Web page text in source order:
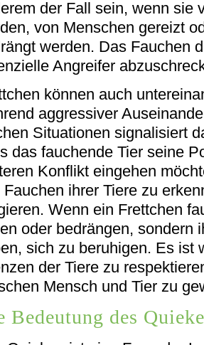
der Fall sein, wenn sie
von Menschen gereizt
werden. Das Fauchen
Angreifer
können auch
aggressiver
Situationen signalisiert
das fauchende Tier seine
Konflikt eingehen
Fauchen ihrer Tiere zu
Wenn ein Frettchen
oder bedrängen, sondern
sich zu beruhigen. Es ist
der Tiere zu
Mensch und Tier zu
Bedeutung des